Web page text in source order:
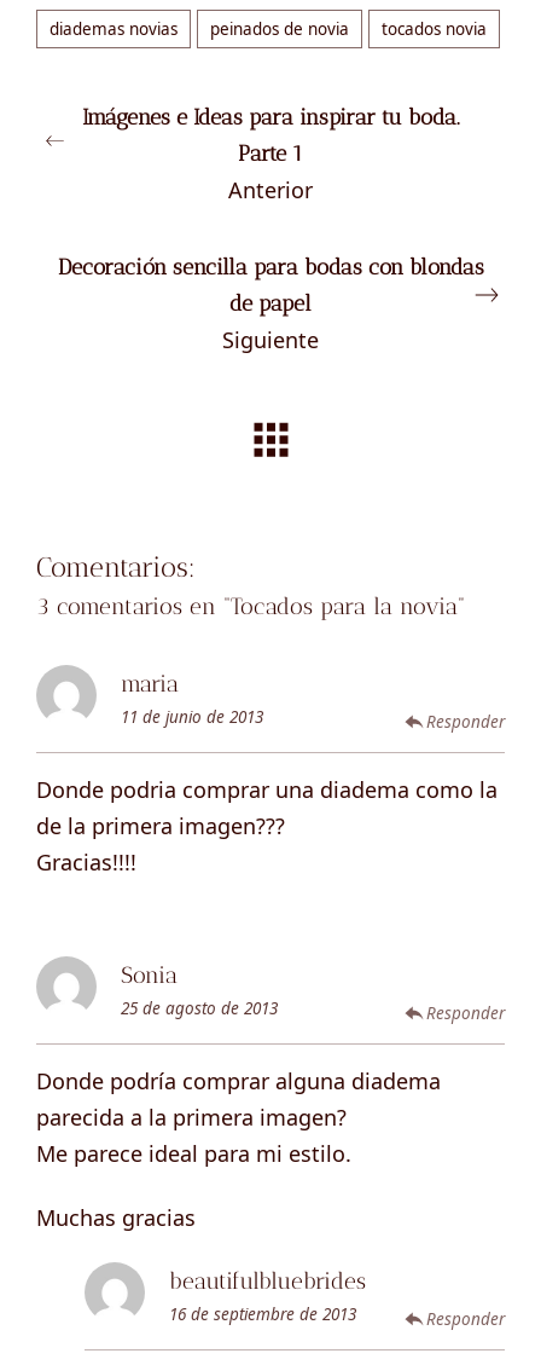
diademas novias peinados de novia tocados novia
Imágenes e Ideas para inspirar tu boda.
Parte 1
Anterior
Decoración sencilla para bodas con blondas
de papel
Siguiente
Comentarios:
3 comentarios en “Tocados para la novia”
maria
11 de junio de 2013 Responder
Donde podria comprar una diadema como la
de la primera imagen???
Gracias!!!!
Sonia
25 de agosto de 2013 Responder
Donde podría comprar alguna diadema
parecida a la primera imagen?
Me parece ideal para mi estilo.
Muchas gracias
beautifulbluebrides
16 de septiembre de 2013 Responder